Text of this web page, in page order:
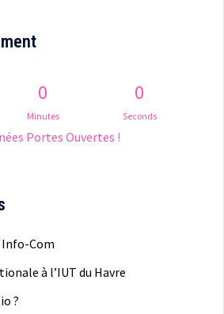
0
Minutes
0
Seconds
Portes Ouvertes !
Info-Com
à l’IUT du Havre
?